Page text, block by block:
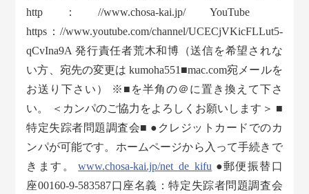
http：//www.chosa-kai.jp/ YouTube
https：//www.youtube.com/channel/UCECjVKicFLLut5-
qCvIna9A 発行責任者荒木和博（送信を希望されな
い方、宛先の変更は kumoha551■mac.com宛メールを
お送り下さい） ※■を半角の＠に置き換えて下さ
い。 ＜カンパのご協力をよろしくお願いします＞ ■
特定失踪者問題調査会■ ●クレジットカードでのカ
ンパが可能です。ホームページから入って手続きで
きます。www.chosa-kai.jp/net_de_kifu ●郵便振替口
座00160-9-583587口座名義：特定失踪者問題調査会